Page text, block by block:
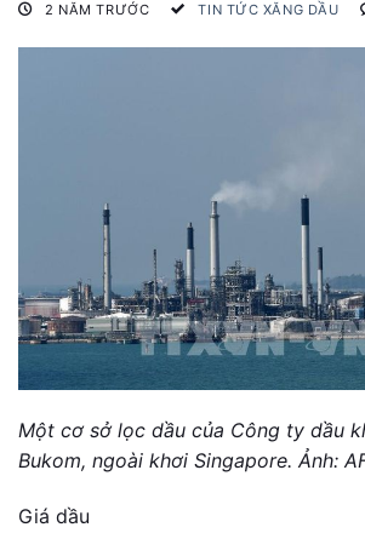
2 NĂM TRƯỚC TIN TỨC XĂNG DẦU
Một cơ sở lọc dầu của Công ty dầu
Bukom, ngoài khơi Singapore. Ảnh:
Giá dầu